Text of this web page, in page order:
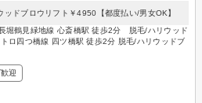
ドブロウリフト￥4950【都度払い/男女OK】
堀鶴見緑地線 心斎橋駅 徒歩2分 脱毛/ハリウッド
ロ四つ橋線 四ツ橋駅 徒歩2分 脱毛/ハリウッドブ
迎